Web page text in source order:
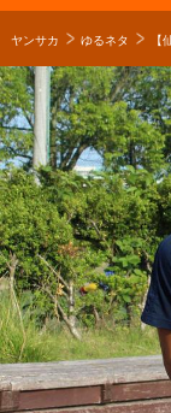
ヤンサカ ゆるネタ